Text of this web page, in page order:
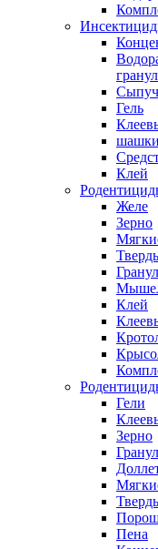
Гель
шашки
Клей
Желе
Зерно
Клей
Гели
Зерно
Пена